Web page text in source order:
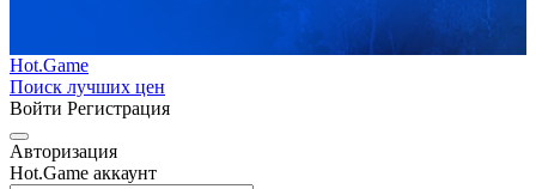
Hot.Game
Поиск лучших цен
Войти Регистрация
Авторизация
Hot.Game аккаунт